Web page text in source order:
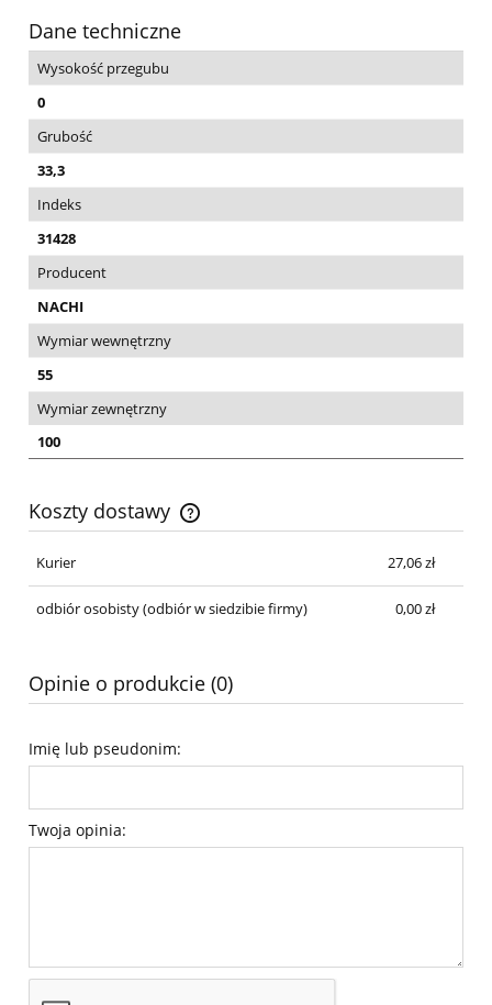
Dane techniczne
Wysokość przegubu
0
Grubość
33,3
Indeks
31428
Producent
NACHI
Wymiar wewnętrzny
55
Wymiar zewnętrzny
100
Koszty dostawy
Cena nie zawiera ewentualnych kosztów płatności
Kurier
27,06 zł
odbiór osobisty(odbiór w siedzibie firmy) 0,00 zł
Opinie o produkcie (0)
Imię lub pseudonim:
Twoja opinia: